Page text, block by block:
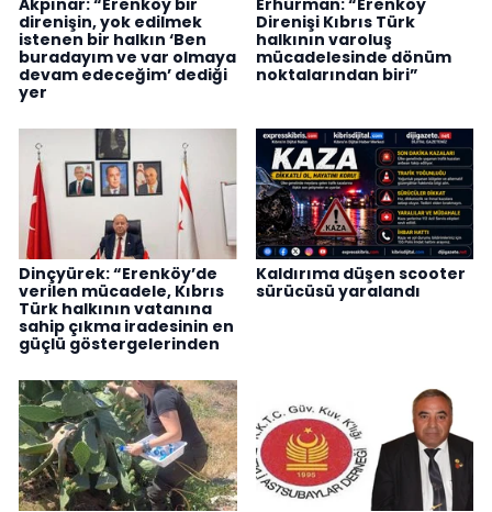
direnişin, yok edilmek
istenen bir halkın ‘Ben
buradayım ve var olmaya
devam edeceğim’ dediği
yer
Direnişi Kıbrıs Türk
halkının varoluş
mücadelesinde dönüm
noktalarından biri”
Dinçyürek: “Erenköy’de
verilen mücadele, Kıbrıs
Türk halkının vatanına
sahip çıkma iradesinin en
güçlü göstergelerinden
Kaldırıma düşen scooter
sürücüsü yaralandı